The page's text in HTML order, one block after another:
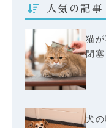
人気の記事
猫
閉
犬